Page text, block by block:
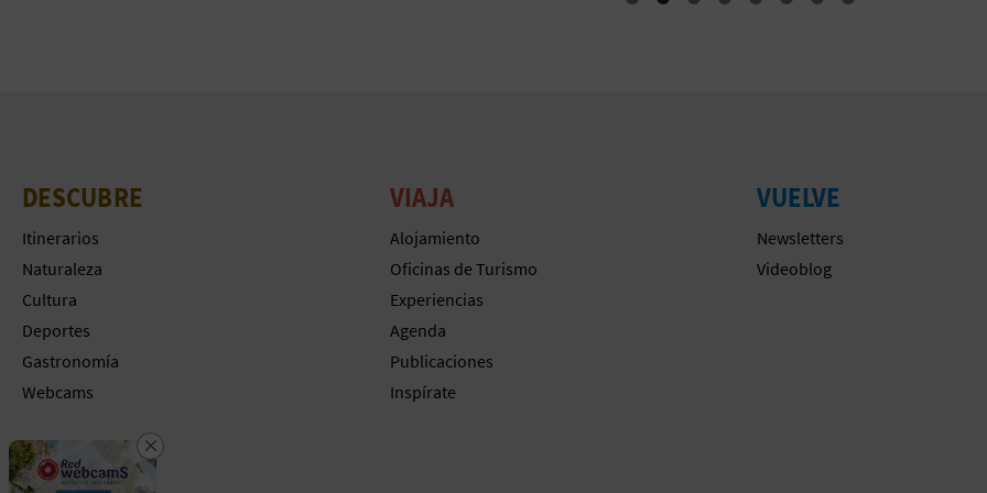
Cerrar
Descarga la app
DESCUBRE
Itinerarios
Naturaleza
Cultura
Deportes
Gastronomía
Webcams
VIAJA
Alojamiento
Oficinas de Turismo
Experiencias
Agenda
Publicaciones
Inspírate
VUELVE
Newsletters
Videoblog